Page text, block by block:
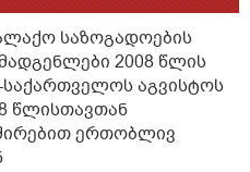
საზოგადოების
2008 წლის
აგვისტოს
წლისთავთან
ერთობლივ